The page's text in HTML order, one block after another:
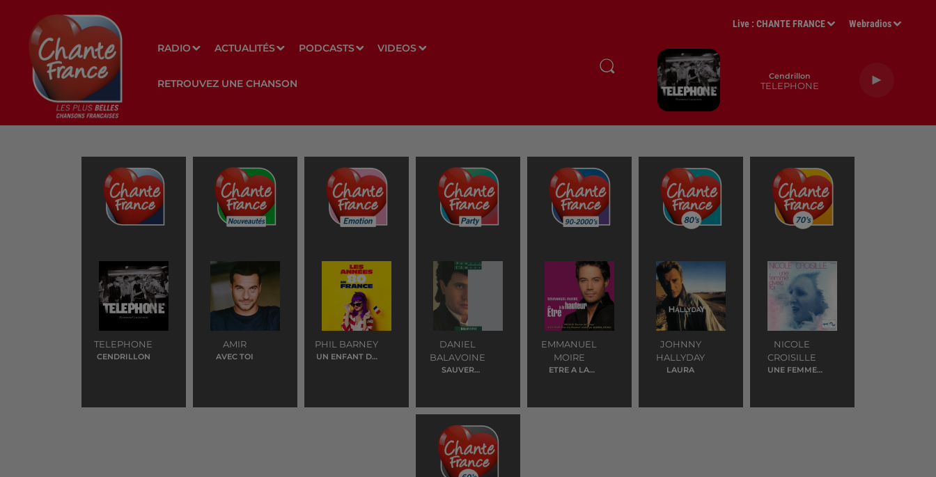
RADIO ACTUALITÉS PODCASTS VIDEOS
RETROUVEZ UNE CHANSON
Live :CHANTE FRANCE Webradios
Cendrillon
TELEPHONE
TELEPHONE
CENDRILLON
AMIR
AVEC TOI
PHIL BARNEY
UN ENFANT DE
DANIEL
BALAVOINE
SAUVER
EMMANUEL
MOIRE
ETRE A LA
JOHNNY
HALLYDAY
LAURA
NICOLE
CROISILLE
UNE FEMME